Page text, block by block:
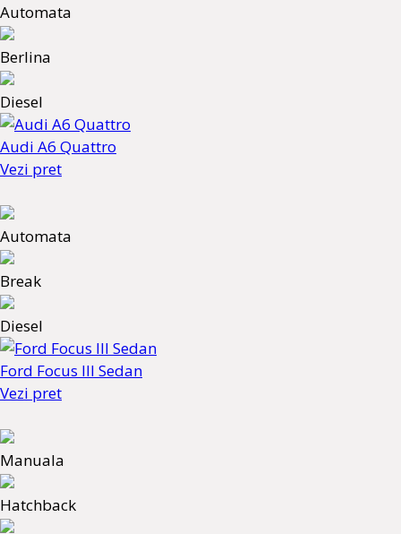
Automata
Berlina
Diesel
Audi A6 Quattro
Vezi pret
Automata
Break
Diesel
Ford Focus III Sedan
Vezi pret
Manuala
Hatchback